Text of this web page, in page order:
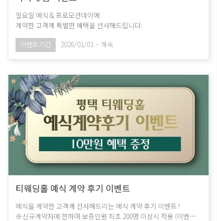
일요일 예식 & 프로모션데이에
계약한 고객께 특별한 혜택을 선사해드립니다.
이벤트 기간
2026/01/01 ~ 계속
티웨딩홀 예식 계약 후기 이벤트
예식을 계약한 고객께 선사해드리는 예식 계약 후기 이벤트 !
※신규계약자에 한하며 보증인원 최초 200명 이상시 적용 (이벤트